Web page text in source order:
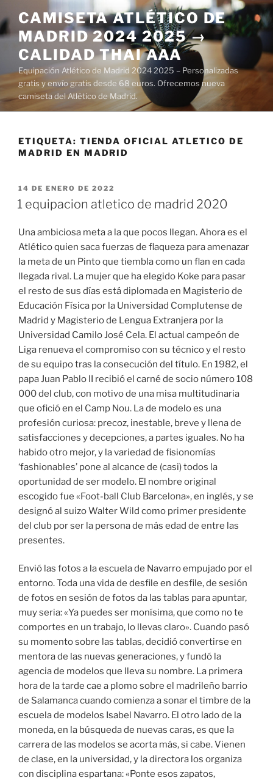
al
contenido
CAMISETA ATLÉTICO DE
MADRID 2024 2025 →
CALIDAD THAI AAA
Equipación Atlético de Madrid 2024 2025 – Personalizadas
gratis y envío gratis desde 68 euros. Ofrecemos nueva
camiseta del Atlético de Madrid.
ETIQUETA: TIENDA OFICIAL ATLETICO DE
MADRID EN MADRID
PUBLICADO
EL
14 DE ENERO DE 2022
1 equipacion atletico de madrid 2020
Una ambiciosa meta a la que pocos llegan. Ahora es el
Atlético quien saca fuerzas de flaqueza para amenazar
la meta de un Pinto que tiembla como un flan en cada
llegada rival. La mujer que ha elegido Koke para pasar
el resto de sus días está diplomada en Magisterio de
Educación Física por la Universidad Complutense de
Madrid y Magisterio de Lengua Extranjera por la
Universidad Camilo José Cela. El actual campeón de
Liga renueva el compromiso con su técnico y el resto
de su equipo tras la consecución del título. En 1982, el
papa Juan Pablo II recibió el carné de socio número 108
000 del club, con motivo de una misa multitudinaria
que ofició en el Camp Nou. La de modelo es una
profesión curiosa: precoz, inestable, breve y llena de
satisfacciones y decepciones, a partes iguales. No ha
habido otro mejor, y la variedad de fisionomías
‘fashionables’ pone al alcance de (casi) todos la
oportunidad de ser modelo. El nombre original
escogido fue «Foot-ball Club Barcelona», en inglés, y se
designó al suizo Walter Wild como primer presidente
del club por ser la persona de más edad de entre las
presentes.
Envió las fotos a la escuela de Navarro empujado por el
entorno. Toda una vida de desfile en desfile, de sesión
de fotos en sesión de fotos da las tablas para apuntar,
muy seria: «Ya puedes ser monísima, que como no te
comportes en un trabajo, lo llevas claro». Cuando pasó
su momento sobre las tablas, decidió convertirse en
mentora de las nuevas generaciones, y fundó la
agencia de modelos que lleva su nombre. La primera
hora de la tarde cae a plomo sobre el madrileño barrio
de Salamanca cuando comienza a sonar el timbre de la
escuela de modelos Isabel Navarro. El otro lado de la
moneda, en la búsqueda de nuevas caras, es que la
carrera de las modelos se acorta más, si cabe. Vienen
de clase, en la universidad, y la directora los organiza
con disciplina espartana: «Ponte esos zapatos,